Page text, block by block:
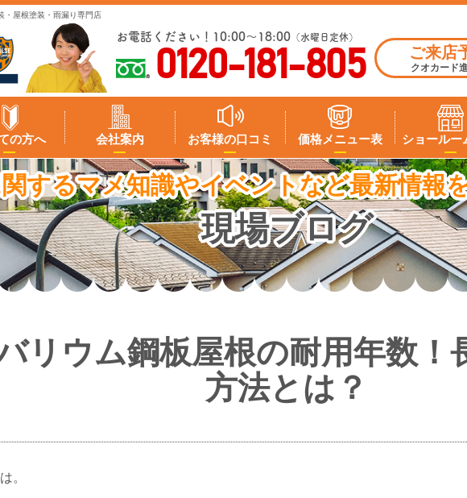
・屋根塗装・雨漏り専門店
お電話ください！10:00～18:00 （水曜日定休）
0120-181-805 ご来店
クオカード
の方へ 会社案内 お客様の口コミ 価格メニュー表 ショールー
するマメ知識やイベントなど最新情報
現場ブログ
リウム鋼板屋根の耐用年数！
方法とは？
。